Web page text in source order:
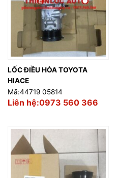
LỐC ĐIỀU HÒA TOYOTA
HIACE
Mã:44719 05814
Liên hệ:0973 560 366